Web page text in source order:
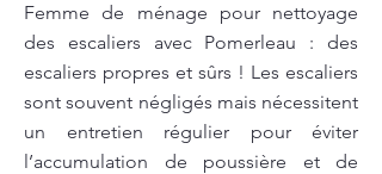
Femme de ménage pour nettoyage
des escaliers avec Pomerleau : des
escaliers propres et sûrs ! Les escaliers
sont souvent négligés mais nécessitent
un entretien régulier pour éviter
l’accumulation de poussière et de